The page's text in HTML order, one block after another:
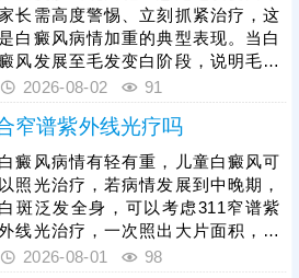
比，自体活性色素细胞移植成活
，着色均匀，不留疤痕，复色成功
高。做手术认准正规医院，经验丰
的医生操作，告知术前术后护理事
项，一次治疗成功率更高。
长需高度警惕、立刻抓紧治疗，这
是白癜风病情加重的典型表现。当白
风发展至毛发变白阶段，说明毛囊
黑色素细胞已受损，治疗难度会明显
加，家长切勿病急乱投医，随意使
偏方、激素类药膏盲目医治，儿童
白癜风需遵循科学诊疗原则，临床多
采用综合性治疗方案，像中医定向、
药物渗透联合308激光是常用且安全
高效的方法，适配儿童体质，能够内
兼顾修复黑色素细胞，复色效果明
显。白癜风治疗是循序渐进的过程，
2026-08-02 91
窄谱紫外线光疗吗
白癜风病情有轻有重，儿童白癜风可
以照光治疗，若病情发展到中晚期，
白斑泛发全身，可以考虑311窄谱紫
线光治疗，一次照出大片面积，节
省单次照光时间和费用;若白斑面积较
2026-08-01 98